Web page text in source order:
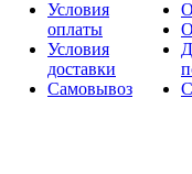
Условия
оплаты
Условия
доставки
Самовывоз